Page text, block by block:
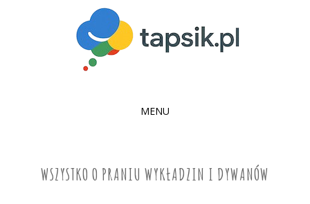
MENU
CONTENTWSZYSTKO O PRANIU WYKŁADZIN I DYWANÓW